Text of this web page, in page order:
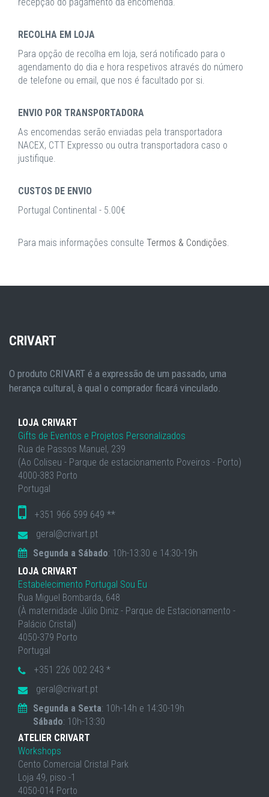
RECOLHA EM LOJA
Para opção de recolha em loja, será notificado para o
agendamento do dia e hora respetivos através do número
de telefone ou email, que nos é facultado por si.
ENVIO POR TRANSPORTADORA
As encomendas serão enviadas pela transportadora
NACEX, CTT Expresso ou outra transportadora caso o
justifique.
CUSTOS DE ENVIO
Portugal Continental - 5.00€
Para mais informações consulte Termos & Condições.
CRIVART
O produto CRIVART é a expressão de um passado, uma
herança cultural, à qual o comprador ficará vinculado.
LOJA CRIVART
Gifts de Eventos e Projetos Personalizados
Rua de Passos Manuel, 239
(Ao Coliseu - Parque de estacionamento Poveiros - Porto)
4000-383 Porto
Portugal
+351 966 599 649 **
geral@crivart.pt
Segunda a Sábado: 10h-13:30 e 14:30-19h
LOJA CRIVART
Estabelecimento Portugal Sou Eu
Rua Miguel Bombarda, 648
(À maternidade Júlio Diniz - Parque de Estacionamento -
Palácio Cristal)
4050-379 Porto
Portugal
+351 226 002 243 *
geral@crivart.pt
Segunda a Sexta: 10h-14h e 14:30-19h
Sábado: 10h-13:30
ATELIER CRIVART
Workshops
Cento Comercial Cristal Park
Loja 49, piso -1
4050-014 Porto